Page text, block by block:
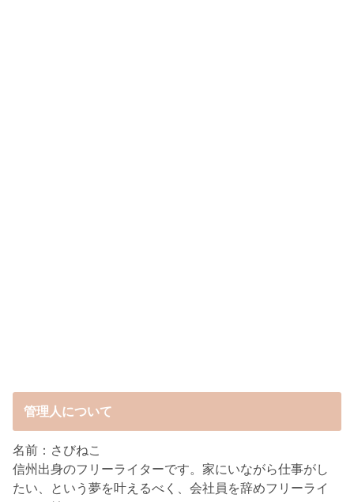
管理人について
名前：さびねこ
信州出身のフリーライターです。家にいながら仕事がし
たい、という夢を叶えるべく、会社員を辞めフリーライ